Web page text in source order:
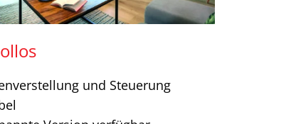
und Steuerung